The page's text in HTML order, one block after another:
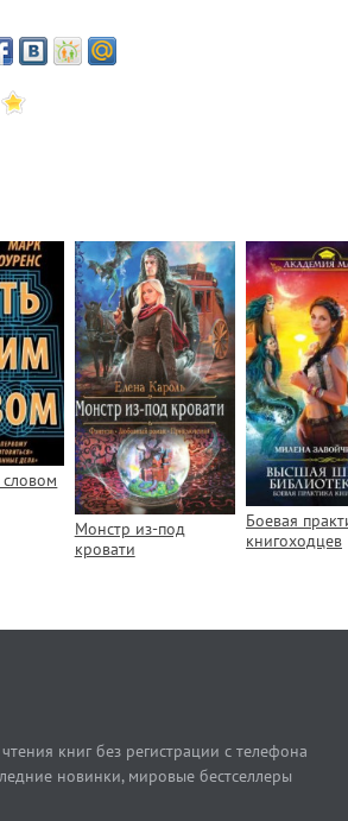
Монстр из-под
кровати
Боевая
книгоходцев
книг без регистрации с телефона
новинки, мировые бестселлеры